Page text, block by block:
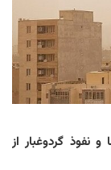
گردوغبار از